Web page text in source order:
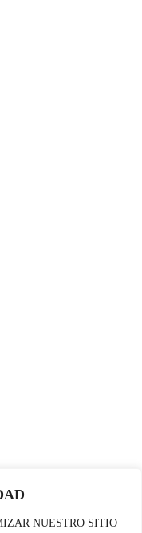
NUESTRO SITIO